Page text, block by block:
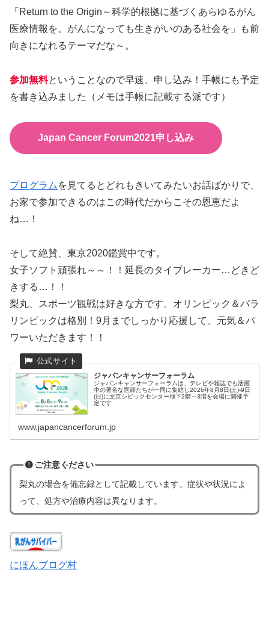
「Return to the Origin～科学的根拠に基づくあらゆるがん
医療情報を。がんになっても生きがいのある社会を」も前
向きになれるテーマだな～。
参加無料ということなので早速、申し込み！手帳にも予定
を書き込みました（メモは手帳に記載する派です）
Japan Cancer Forum2021申し込み
プログラム を見てるとどれもきいてみたいお話ばかりで、
お家で参加できるのはこの時代だからこその恩恵だよ
ね…！
そして絶賛、東京2020鑑賞中です。
女子ソフト頑張れ～～！！延長のタイブレーカー…どきど
きする…！！
梨丸、スポーツ観戦は好きな方です。オリンピック＆パラ
リンピックは格別！9月までしっかり応援して、元気＆パ
ワーいただきます！！
ジャパンキャンサーフォーラム
ジャパンキャンサーフォーラムは、テレビや雑誌でも活躍
中の著名な医師たちが一同に集結し2026年8月8日(土)-9日
(日)に文京シビックセンター地下2階～3階を会場に開催予
定です
www.japancancerforum.jp
ご注意ください
梨丸の場合を備忘録として記載しています。症状や状況によ
って、処方や治療内容は異なります。
にほんブログ村